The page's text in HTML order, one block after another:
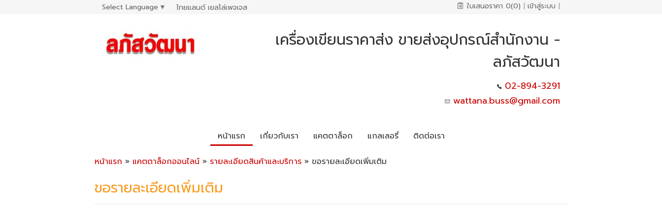
Select Language ▼ ไทยแลนด์ เยลโล่เพจเจส ใบเสนอราคา 0(0) | เข้าสู่ระบบ |
เครื่องเขียนราคาส่ง ขายส่งอุปกรณ์สำนักงาน -
ลภัสวัฒนา
02-894-3291
wattana.buss@gmail.com
หน้าแรก เกี่ยวกับเรา แคตตาล็อก แกลเลอรี่ ติดต่อเรา
หน้าแรก » แคตตาล็อกออนไลน์ » รายละเอียดสินค้าและบริการ » ขอรายละเอียดเพิ่มเติม
ขอรายละเอียดเพิ่มเติม